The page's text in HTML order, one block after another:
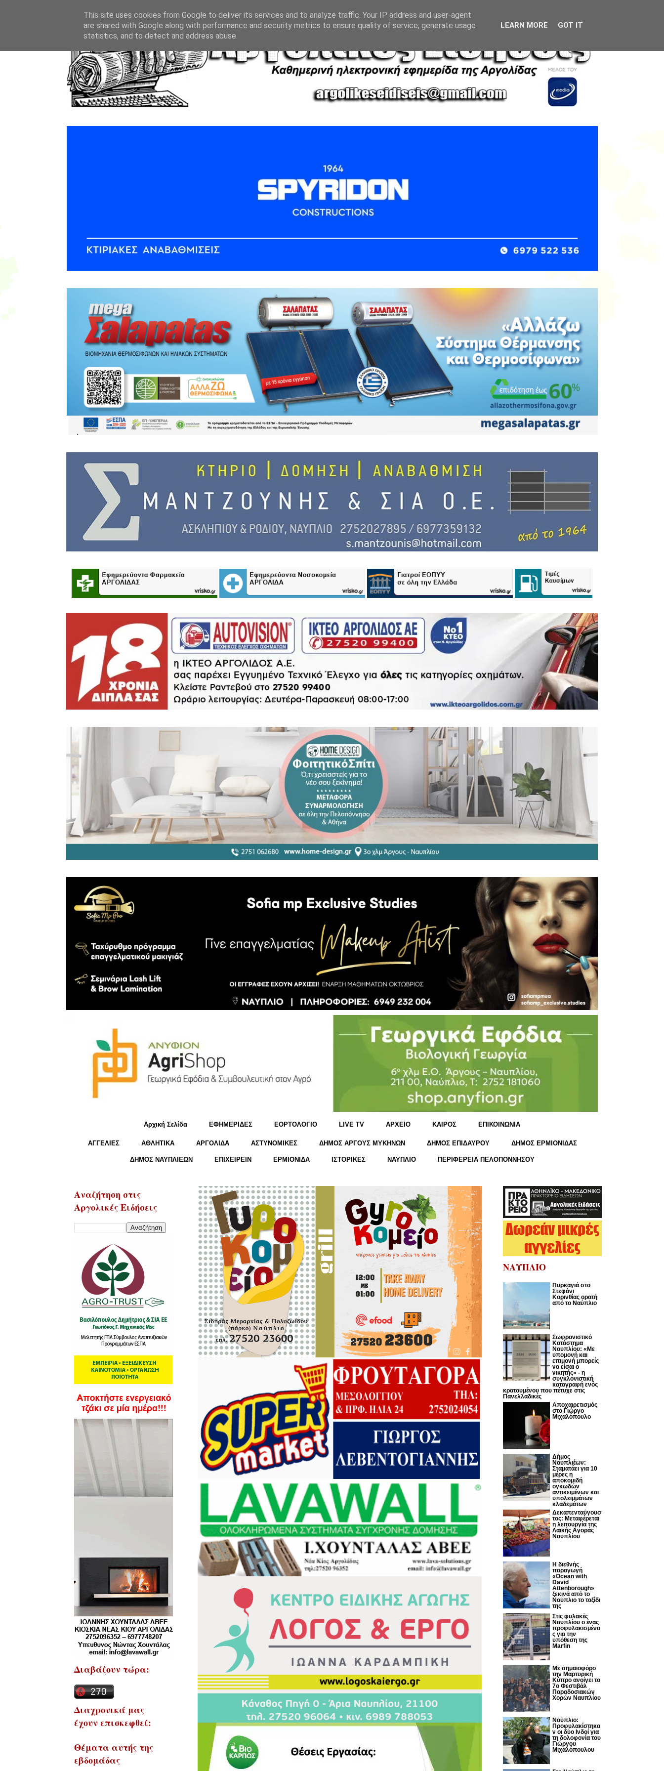
Αρχική Σελίδα ΕΦΗΜΕΡΙΔΕΣ ΕΟΡΤΟΛΟΓΙΟ LIVE TV ΑΡΧΕΙΟ KΑΙΡΟΣ ΕΠΙΚΟΙΝΩΝΙΑ
ΑΓΓΕΛΙΕΣ ΑΘΛΗΤΙΚΑ ΑΡΓΟΛΙΔΑ ΑΣΤΥΝΟΜΙΚΕΣ ΔΗΜΟΣ ΑΡΓΟΥΣ ΜΥΚΗΝΩΝ ΔΗΜΟΣ ΕΠΙΔΑΥΡΟΥ ΔΗΜΟΣ ΕΡΜΙΟΝΙΔΑΣ
ΔΗΜΟΣ ΝΑΥΠΛΙΕΩΝ ΕΠΙΧΕΙΡΕΙΝ ΕΡΜΙΟΝΙΔΑ ΙΣΤΟΡΙΚΕΣ ΝΑΥΠΛΙΟ ΠΕΡΙΦΕΡΕΙΑ ΠΕΛΟΠΟΝΝΗΣΟΥ
Αναζήτηση στις
Αργολικές Ειδήσεις
Διαβάζουν τώρα:
Διαχρονικά μας
έχουν επισκεφθεί:
Θέματα αυτής της
εβδομάδας
ΝΑΥΠΛΙΟ
Πυρκαγιά στο
Στεφάνι
Κορινθίας ορατή
από το Ναύπλιο
Σωφρονιστικό
Κατάστημα
Ναυπλίου: «Με
υπομονή και
επιμονή μπορείς
να είσαι ο
νικητής» - η
συγκλονιστική
καταγραφή ενός
κρατουμένου που πέτυχε στις
Πανελλαδικές
Αποχαιρετισμός
στο Γιώργο
Μιχαλόπουλο
Δήμος
Ναυπλιέων:
Σταματάει για 10
μέρες η
αποκομιδή
ογκωδών
αντικειμένων και
υπολειμμάτων
κλαδεμάτων
Δεκαπενταύγουσ
τος: Μεταφέρεται
η λειτουργία της
Λαϊκής Αγοράς
Ναυπλίου
Η διεθνής
παραγωγή
«Ocean with
David
Attenborough»
ξεκινά από το
Ναύπλιο το ταξίδι
της
Στις φυλακές
Ναυπλίου ο ένας
προφυλακισμένο
ς για την
υπόθεση της
Marfin
Με σημαιοφόρο
την Μαρτυρική
Κύπρο ανοίγει το
7ο Φεστιβάλ
Παραδοσιακών
Χορών Ναυπλίου
Ναύπλιο:
Προφυλακίστηκα
ν οι δύο Ινδοί για
τη δολοφονία του
Γιώργου
Μιχαλόπουλου
This site uses cookies from Google to deliver its services and to analyze traffic. Your IP address and user-agent
are shared with Google along with performance and security metrics to ensure quality of service, generate usage
statistics, and to detect and address abuse.
LEARN MORE GOT IT